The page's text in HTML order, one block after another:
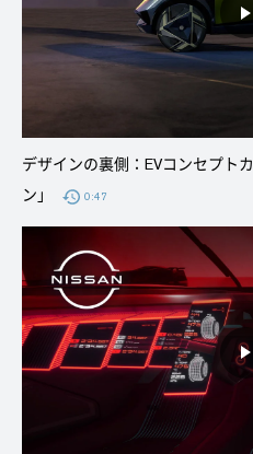
デザインの裏側：EVコンセプト
ン」
0:47